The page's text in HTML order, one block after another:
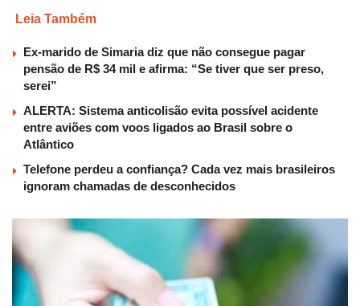
Leia Também
Ex-marido de Simaria diz que não consegue pagar
pensão de R$ 34 mil e afirma: “Se tiver que ser preso,
serei”
ALERTA: Sistema anticolisão evita possível acidente
entre aviões com voos ligados ao Brasil sobre o
Atlântico
Telefone perdeu a confiança? Cada vez mais brasileiros
ignoram chamadas de desconhecidos